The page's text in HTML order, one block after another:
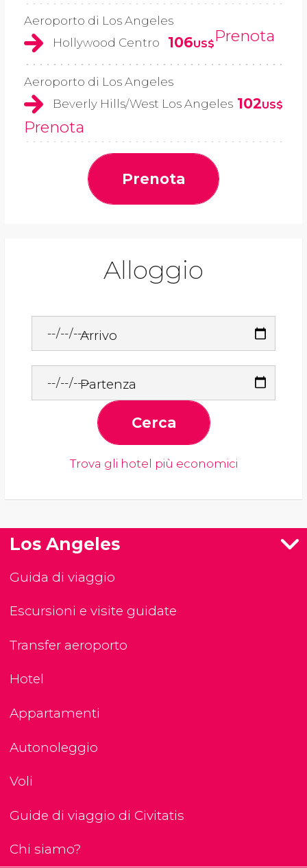
Aeroporto di Los Angeles
Hollywood Centro
106US$Prenota
Aeroporto di Los Angeles
Beverly Hills/West Los Angeles 102US$
Prenota
Prenota
Alloggio
Arrivo
Partenza
Cerca
Trova gli hotel più economici
Los Angeles
Guida di viaggio
Escursioni e visite guidate
Transfer aeroporto
Hotel
Appartamenti
Autonoleggio
Voli
Guide di viaggio di Civitatis
Chi siamo?